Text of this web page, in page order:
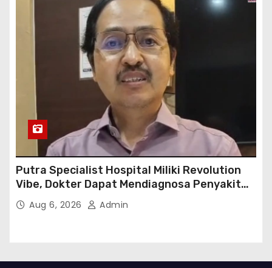
Putra Specialist Hospital Miliki Revolution
Vibe, Dokter Dapat Mendiagnosa Penyakit
dengan Tepat
Aug 6, 2026 Admin